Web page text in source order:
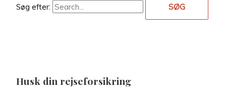
Søg efter:
Husk din rejseforsikring